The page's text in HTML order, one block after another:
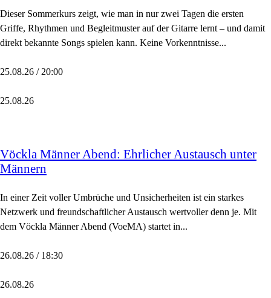
Dieser Sommerkurs zeigt, wie man in nur zwei Tagen die ersten
Griffe, Rhythmen und Begleitmuster auf der Gitarre lernt – und damit
direkt bekannte Songs spielen kann. Keine Vorkenntnisse...
25.08.26 / 20:00
25.08.26
Vöckla Männer Abend: Ehrlicher Austausch unter
Männern
In einer Zeit voller Umbrüche und Unsicherheiten ist ein starkes
Netzwerk und freundschaftlicher Austausch wertvoller denn je. Mit
dem Vöckla Männer Abend (VoeMA) startet in...
26.08.26 / 18:30
26.08.26